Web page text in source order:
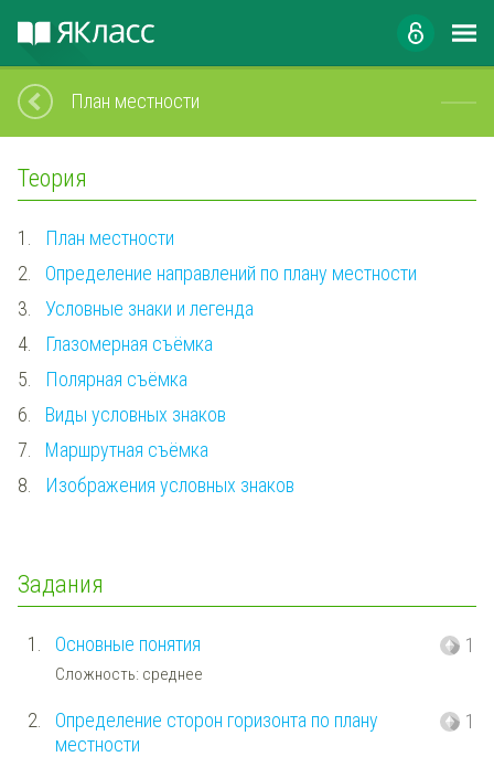
План местности
Теория
1.
План местности
2.
Определение направлений по плану местности
3.
Условные знаки и легенда
4.
Глазомерная съёмка
5.
Полярная съёмка
6.
Виды условных знаков
7.
Маршрутная съёмка
8.
Изображения условных знаков
Задания
1. Основные понятия
Сложность: среднее
1
2.
Определение сторон горизонта по плану
местности
1